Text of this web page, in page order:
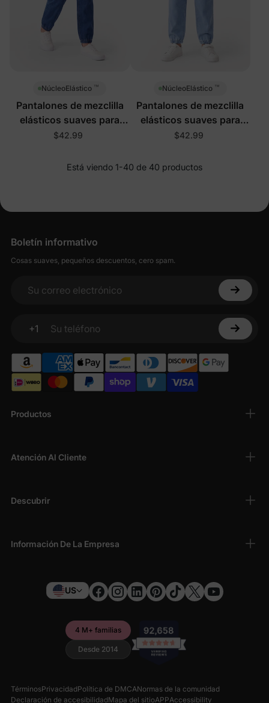
NúcleoElástico ™
Pantalones de mezclilla
elásticos suaves para
niños en azul profundo
$42.99
NúcleoElástico ™
Pantalones de mezclilla
elásticos suaves para
niños en azul claro
$42.99
Está viendo 1-40 de 40 productos
Productos
Atención Al Cliente
Descubrir
Información De La Empresa
Boletín informativo
Cosas suaves, pequeños descuentos, cero spam.
Su correo electrónico
+1
Su teléfono
US
4 M+ familias
Desde 2014
TérminosPrivacidadPolítica de DMCANormas de la comunidad
Declaración de accesibilidadMapa del sitioAPPAccessibility